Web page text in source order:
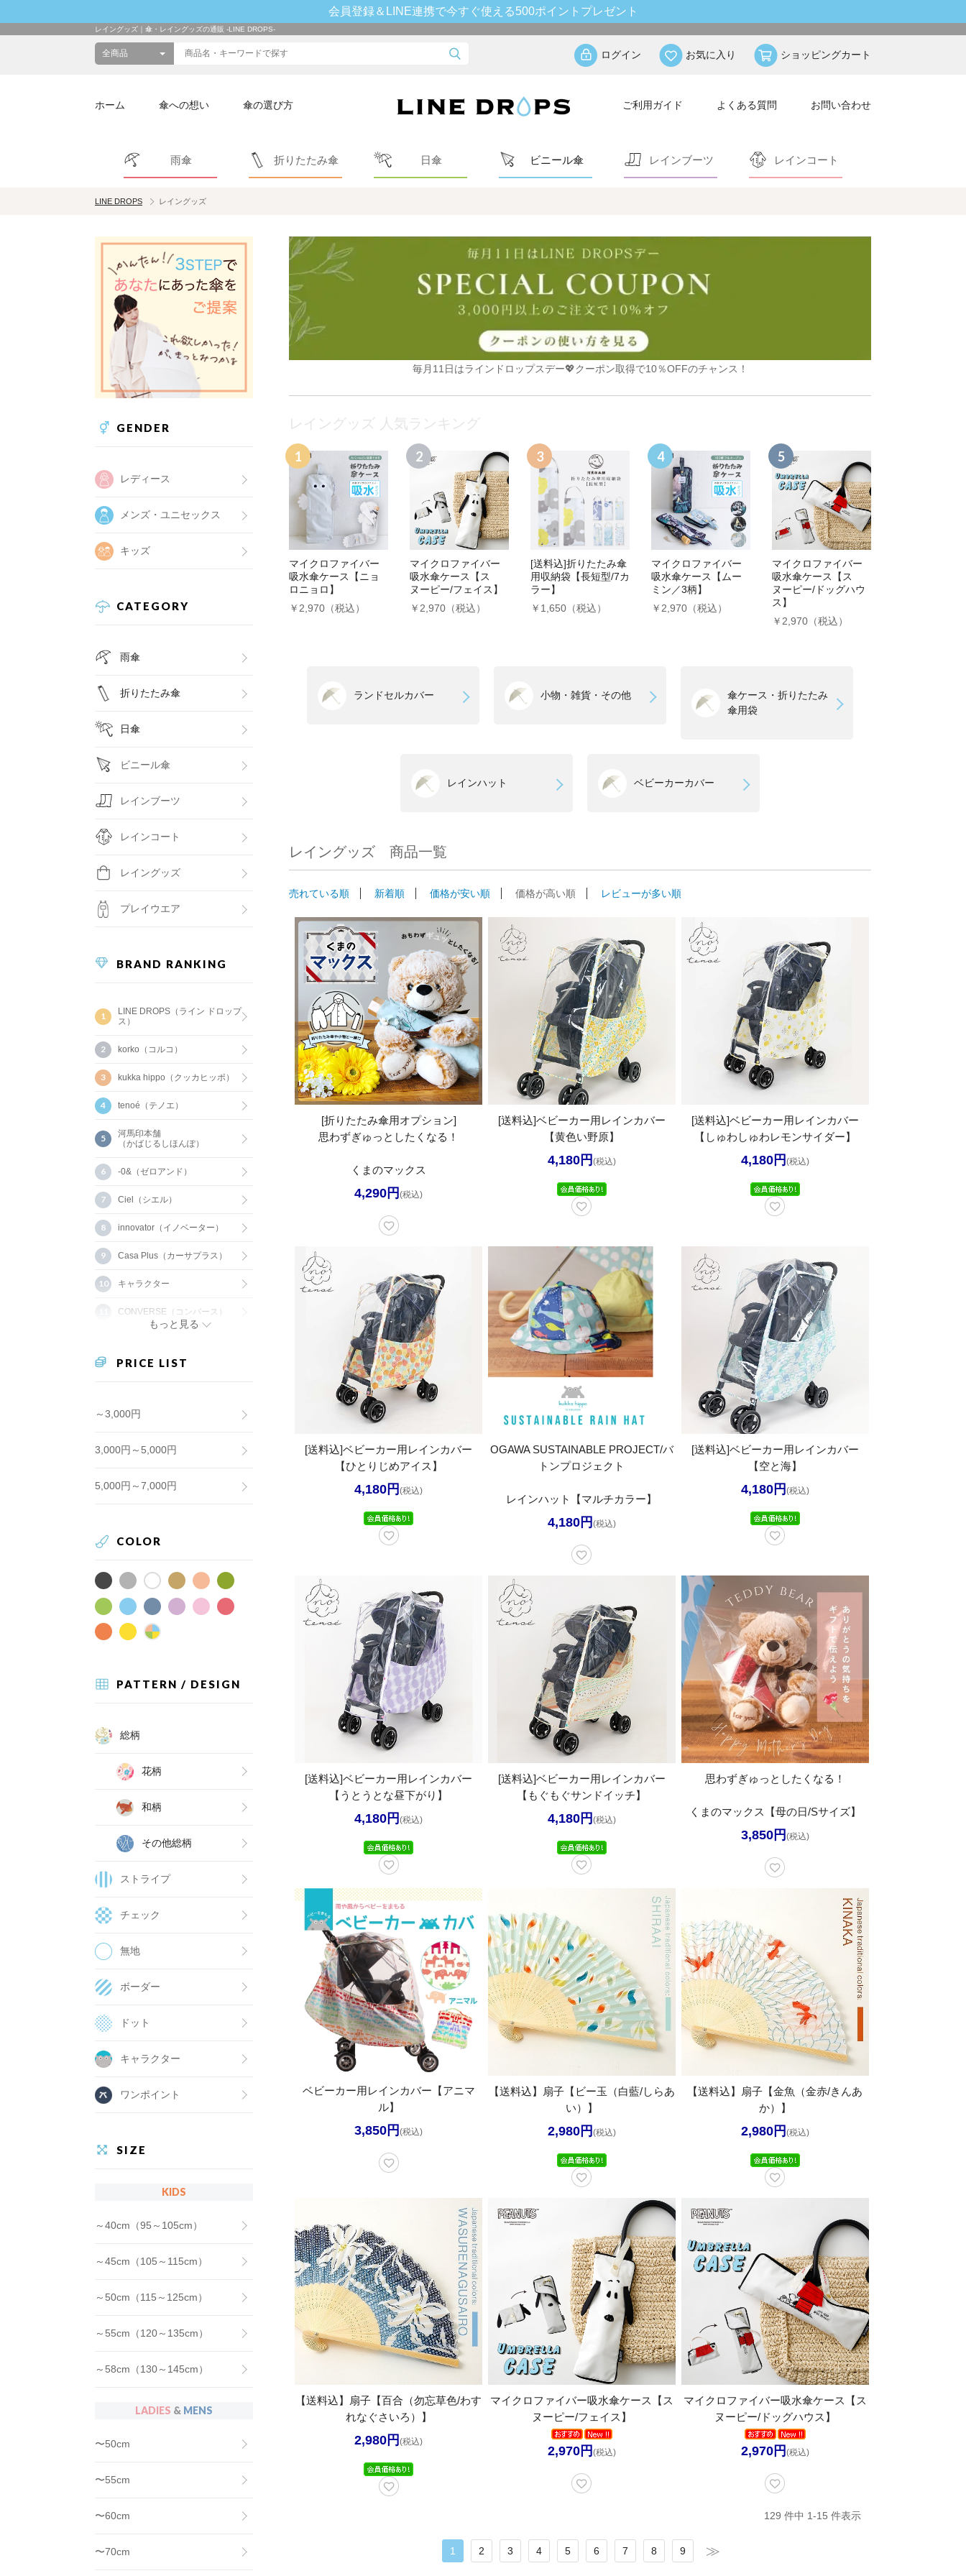
会員登録＆LINE連携で今すぐ使える500ポイントプレゼント
レイングッズ｜傘・レイングッズの通販 -LINE DROPS-
ログイン お気に入り ショッピングカート
ホーム 傘への想い 傘の選び方 ご利用ガイド よくある質問 お問い合わせ
雨傘 折りたたみ傘 日傘 ビニール傘 レインブーツ レインコート
LINE DROPS レイングッズ
GENDER
レディース
メンズ・ユニセックス
キッズ
CATEGORY
雨傘
折りたたみ傘
日傘
ビニール傘
レインブーツ
レインコート
レイングッズ
プレイウエア
BRAND RANKING
LINE DROPS（ライン ドロップ
ス）
korko（コルコ）
kukka hippo（クッカヒッポ）
tenoé（テノエ）
河馬印本舗
（かばじるしほんぽ）
-0&（ゼロアンド）
Ciel（シエル）
innovator（イノベーター）
Casa Plus（カーサプラス）
キャラクター
CONVERSE（コンバース）
もっと見る
PRICE LIST
～3,000円
3,000円～5,000円
5,000円～7,000円
COLOR
PATTERN / DESIGN
総柄
花柄
和柄
その他総柄
ストライプ
チェック
無地
ボーダー
ドット
キャラクター
ワンポイント
SIZE
KIDS
～40cm（95～105cm）
～45cm（105～115cm）
～50cm（115～125cm）
～55cm（120～135cm）
～58cm（130～145cm）
LADIES & MENS
〜50cm
〜55cm
〜60cm
〜70cm
毎月11日はラインドロップスデー💖クーポン取得で10％OFFのチャンス！
レイングッズ 人気ランキング
マイクロファイバー
吸水傘ケース【ニョ
ロニョロ】
￥2,970（税込）
マイクロファイバー
吸水傘ケース【ス
ヌーピー/フェイス】
￥2,970（税込）
[送料込]折りたたみ傘
用収納袋【長短型/7カ
ラー】
￥1,650（税込）
マイクロファイバー
吸水傘ケース【ムー
ミン／3柄】
￥2,970（税込）
マイクロファイバー
吸水傘ケース【ス
ヌーピー/ドッグハウ
ス】
￥2,970（税込）
ランドセルカバー 小物・雑貨・その他
傘ケース・折りたたみ
傘用袋
レインハット ベビーカーカバー
レイングッズ 商品一覧
売れている順 新着順 価格が安い順 価格が高い順 レビューが多い順
[折りたたみ傘用オプション]
思わずぎゅっとしたくなる！
くまのマックス
4,290円 (税込)
[送料込]ベビーカー用レインカバー
【黄色い野原】
4,180円 (税込)
[送料込]ベビーカー用レインカバー
【しゅわしゅわレモンサイダー】
4,180円 (税込)
[送料込]ベビーカー用レインカバー
【ひとりじめアイス】
4,180円 (税込)
OGAWA SUSTAINABLE PROJECT/バ
トンプロジェクト
レインハット【マルチカラー】
4,180円 (税込)
[送料込]ベビーカー用レインカバー
【空と海】
4,180円 (税込)
[送料込]ベビーカー用レインカバー
【うとうとな昼下がり】
4,180円 (税込)
[送料込]ベビーカー用レインカバー
【もぐもぐサンドイッチ】
4,180円 (税込)
思わずぎゅっとしたくなる！
くまのマックス【母の日/Sサイズ】
3,850円 (税込)
ベビーカー用レインカバー【アニマ
ル】
3,850円 (税込)
【送料込】扇子【ビー玉（白藍/しらあ
い）】
2,980円 (税込)
【送料込】扇子【金魚（金赤/きんあ
か）】
2,980円 (税込)
【送料込】扇子【百合（勿忘草色/わす
れなぐさいろ）】
2,980円 (税込)
マイクロファイバー吸水傘ケース【ス
ヌーピー/フェイス】
2,970円 (税込)
マイクロファイバー吸水傘ケース【ス
ヌーピー/ドッグハウス】
2,970円 (税込)
129 件中 1-15 件表示
1 2 3 4 5 6 7 8 9